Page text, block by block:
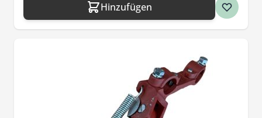
Hinzufügen